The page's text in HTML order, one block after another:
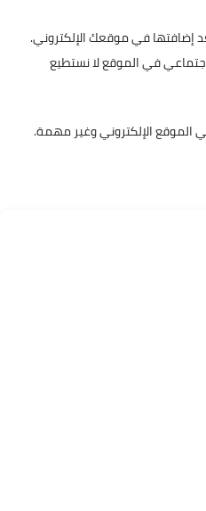
إضافتها في موقعك الإلكتروني.
في الموقع لا نستطيع
الإلكتروني وغير مهمة.